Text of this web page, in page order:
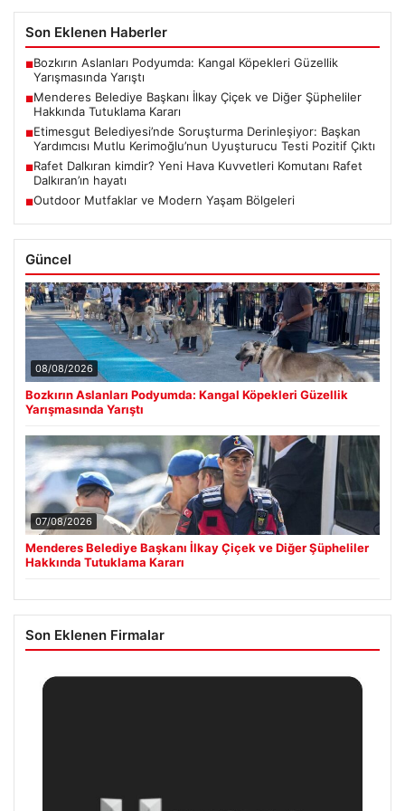
Son Eklenen Haberler
■Bozkırın Aslanları Podyumda: Kangal Köpekleri Güzellik
Yarışmasında Yarıştı
■Menderes Belediye Başkanı İlkay Çiçek ve Diğer Şüpheliler
Hakkında Tutuklama Kararı
■Etimesgut Belediyesi’nde Soruşturma Derinleşiyor: Başkan
Yardımcısı Mutlu Kerimoğlu’nun Uyuşturucu Testi Pozitif Çıktı
■Rafet Dalkıran kimdir? Yeni Hava Kuvvetleri Komutanı Rafet
Dalkıran’ın hayatı
■Outdoor Mutfaklar ve Modern Yaşam Bölgeleri
Güncel
08/08/2026
Bozkırın Aslanları Podyumda: Kangal Köpekleri Güzellik
Yarışmasında Yarıştı
07/08/2026
Menderes Belediye Başkanı İlkay Çiçek ve Diğer Şüpheliler
Hakkında Tutuklama Kararı
Son Eklenen Firmalar